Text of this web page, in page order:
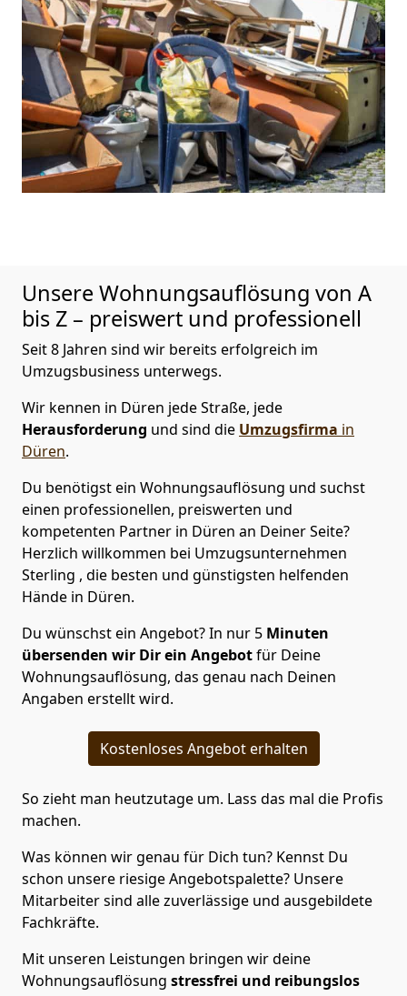
Unsere Wohnungsauflösung von A
bis Z – preiswert und professionell
Seit 8 Jahren sind wir bereits erfolgreich im
Umzugsbusiness unterwegs.
Wir kennen in Düren jede Straße, jede
Herausforderung und sind die Umzugsfirma in
Düren.
Du benötigst ein Wohnungsauflösung und suchst
einen professionellen, preiswerten und
kompetenten Partner in Düren an Deiner Seite?
Herzlich willkommen bei Umzugsunternehmen
Sterling , die besten und günstigsten helfenden
Hände in Düren.
Du wünschst ein Angebot? In nur 5 Minuten
übersenden wir Dir ein Angebotfür Deine
Wohnungsauflösung, das genau nach Deinen
Angaben erstellt wird.
Kostenloses Angebot erhalten
So zieht man heutzutage um. Lass das mal die Profis
machen.
Was können wir genau für Dich tun? Kennst Du
schon unsere riesige Angebotspalette? Unsere
Mitarbeiter sind alle zuverlässige und ausgebildete
Fachkräfte.
Mit unseren Leistungen bringen wir deine
Wohnungsauflösung stressfrei und reibungslos